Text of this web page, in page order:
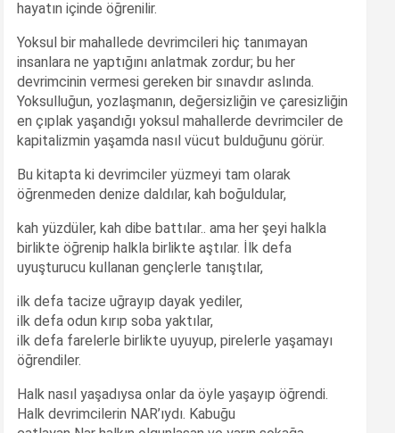
hayatın içinde öğrenilir.
Yoksul bir mahallede devrimcileri hiç tanımayan
insanlara ne yaptığını anlatmak zordur; bu her
devrimcinin vermesi gereken bir sınavdır aslında.
Yoksulluğun, yozlaşmanın, değersizliğin ve çaresizliğin
en çıplak yaşandığı yoksul mahallerde devrimciler de
kapitalizmin yaşamda nasıl vücut bulduğunu görür.
Bu kitapta ki devrimciler yüzmeyi tam olarak
öğrenmeden denize daldılar, kah boğuldular,
kah yüzdüler, kah dibe battılar.. ama her şeyi halkla
birlikte öğrenip halkla birlikte aştılar. İlk defa
uyuşturucu kullanan gençlerle tanıştılar,
ilk defa tacize uğrayıp dayak yediler,
ilk defa odun kırıp soba yaktılar,
ilk defa farelerle birlikte uyuyup, pirelerle yaşamayı
öğrendiler.
Halk nasıl yaşadıysa onlar da öyle yaşayıp öğrendi.
Halk devrimcilerin NAR’ıydı. Kabuğu